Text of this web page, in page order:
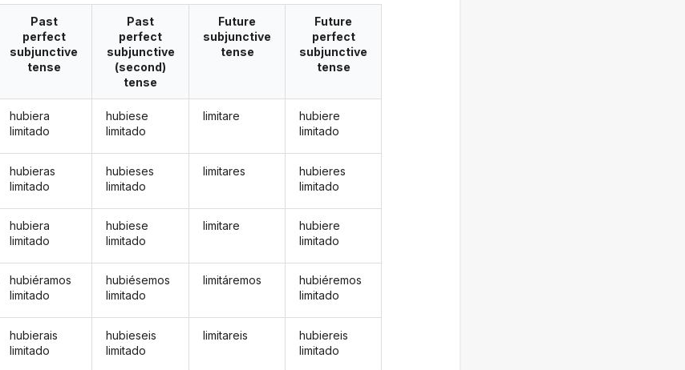
Past
perfect
subjunctive
tense
hubiera
limitado
hubieras
limitado
hubiera
limitado
hubiéramos
limitado
hubierais
limitado
Past
perfect
subjunctive
(second)
tense
hubiese
limitado
hubieses
limitado
hubiese
limitado
hubiésemos
limitado
hubieseis
limitado
Future
subjunctive
tense
limitare
limitares
limitare
limitáremos
limitareis
Future
perfect
subjunctive
tense
hubiere
limitado
hubieres
limitado
hubiere
limitado
hubiéremos
limitado
hubiereis
limitado